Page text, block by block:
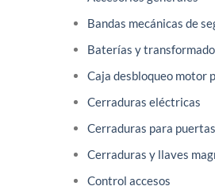
Bandas mecánicas de
Baterías y
Caja desbloqueo motor
Cerraduras eléctricas
Cerraduras para puertas
Cerraduras y llaves
Control accesos